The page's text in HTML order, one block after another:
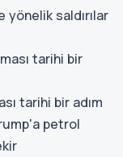
yönelik saldırılar
tarihi bir adım